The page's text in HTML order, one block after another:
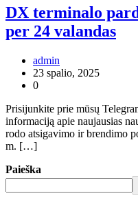
DX terminalo
per 24 valandas
admin
23 spalio, 2025
0
Prisijunkite prie mūsų
informaciją apie naujausias
rodo atsigavimo ir brendimo
m. […]
Paieška